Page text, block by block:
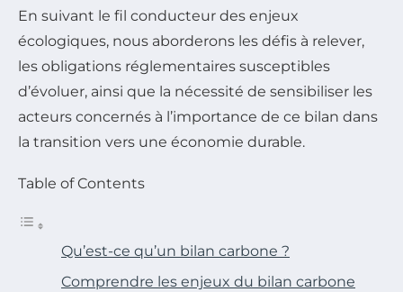
En suivant le fil conducteur des enjeux
écologiques, nous aborderons les défis à relever,
les obligations réglementaires susceptibles
d’évoluer, ainsi que la nécessité de sensibiliser les
acteurs concernés à l’importance de ce bilan dans
la transition vers une économie durable.
Table of Contents
Qu’est-ce qu’un bilan carbone ?
Comprendre les enjeux du bilan carbone